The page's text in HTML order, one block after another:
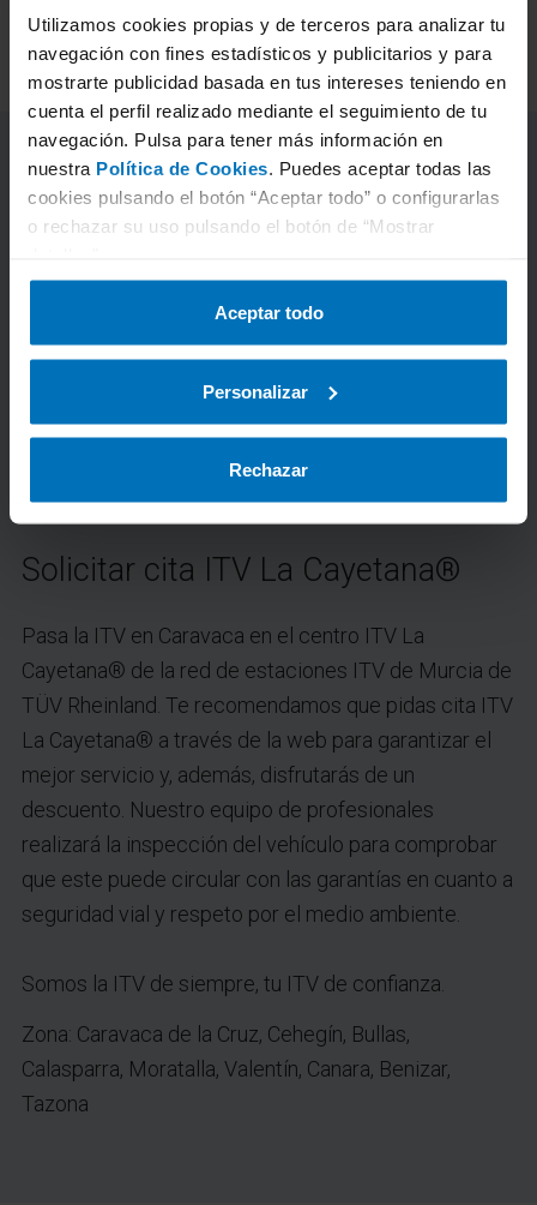
Utilizamos cookies propias y de terceros para analizar tu
navegación con fines estadísticos y publicitarios y para
mostrarte publicidad basada en tus intereses teniendo en
cuenta el perfil realizado mediante el seguimiento de tu
navegación. Pulsa para tener más información en
nuestra Política de Cookies . Puedes aceptar todas las
cookies pulsando el botón “Aceptar todo” o configurarlas
o rechazar su uso pulsando el botón de “Mostrar
Aceptar todo
Personalizar
Rechazar
Diciembre: 7, 8, 24, 25, 31
Solicitar cita ITV La Cayetana®
Pasa la ITV en Caravaca en el centro ITV La
Cayetana® de la red de estaciones ITV de Murcia de
TÜV Rheinland. Te recomendamos que pidas cita ITV
La Cayetana® a través de la web para garantizar el
mejor servicio y, además, disfrutarás de un
descuento. Nuestro equipo de profesionales
realizará la inspección del vehículo para comprobar
que este puede circular con las garantías en cuanto a
seguridad vial y respeto por el medio ambiente.
Somos la ITV de siempre, tu ITV de confianza.
Zona: Caravaca de la Cruz, Cehegín, Bullas,
Calasparra, Moratalla, Valentín, Canara, Benizar,
Tazona